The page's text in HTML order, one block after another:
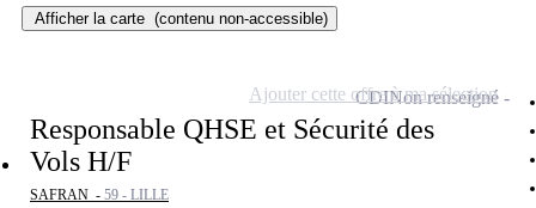
Afficher la carte (contenu non-accessible)
Responsable QHSE et Sécurité des
Vols H/F
SAFRAN - 59 - LILLE
CDINon renseigné
Ajouter cette offre à ma sélection